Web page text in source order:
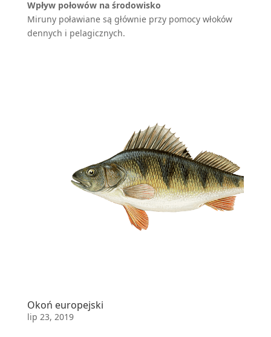
Wpływ połowów na środowisko
Miruny poławiane są głównie przy pomocy włoków
dennych i pelagicznych.
Okoń europejski
lip 23, 2019